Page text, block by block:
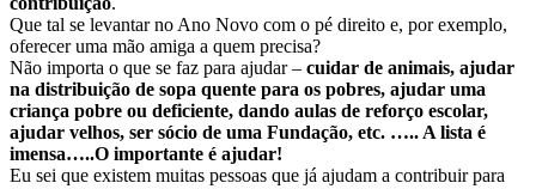
Que tal se levantar no Ano Novo com o pé direito e, por exemplo,
oferecer uma mão amiga a quem precisa?
Não importa o que se faz para ajudar – cuidar de animais, ajudar
na distribuição de sopa quente para os pobres, ajudar uma
criança pobre ou deficiente, dando aulas de reforço escolar,
ajudar velhos, ser sócio de uma Fundação, etc. ….. A lista é
imensa…..O importante é ajudar!
Eu sei que existem muitas pessoas que já ajudam a contribuir para